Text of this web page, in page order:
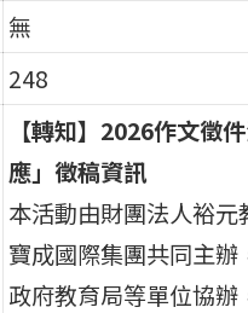
無
248
【轉知】2026作文徵
應」徵稿資訊
本活動由財團法人裕元
寶成國際集團共同主辦
政府教育局等單位協辦